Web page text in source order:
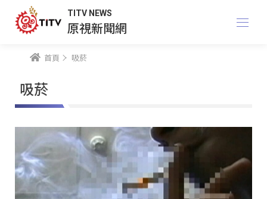
TITV NEWS
原視新聞網
首頁 吸菸
吸菸